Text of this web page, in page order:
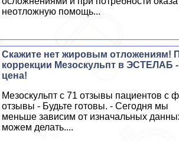
неотложную помощь...
Скажите нет жировым отложениям!
коррекции Мезоскульпт в ЭСТЕЛАБ
цена!
Мезоскульпт с 71 отзывы пациентов с
отзывы - Будьте готовы. - Сегодня мы
меньше зависим от изначальных
можем делать....